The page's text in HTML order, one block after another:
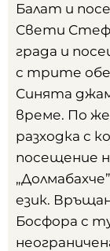
Балат и
Свети
града и
с трите
Синята
време. По
разходка с
посещение
език.
Босфора с